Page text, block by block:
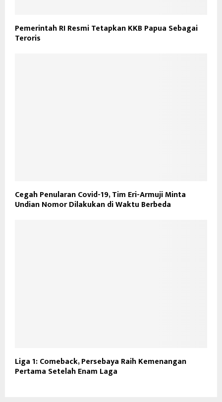
Pemerintah RI Resmi Tetapkan KKB Papua Sebagai
Teroris
Cegah Penularan Covid-19, Tim Eri-Armuji Minta
Undian Nomor Dilakukan di Waktu Berbeda
Liga 1: Comeback, Persebaya Raih Kemenangan
Pertama Setelah Enam Laga